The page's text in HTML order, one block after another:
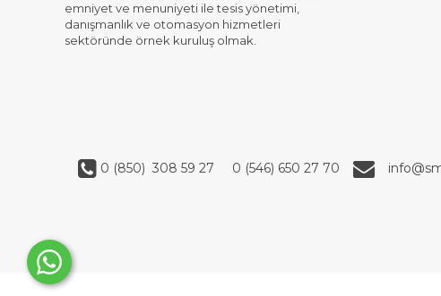
emniyet ve menuniyeti ile tesis yönetimi,
danışmanlık ve otomasyon hizmetleri
sektöründe örnek kuruluş olmak.
0 (850) 308 59 27 0 (546) 650 27 70